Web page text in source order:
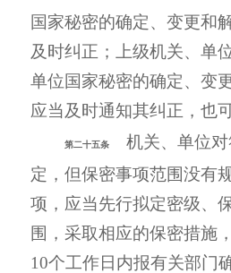
国家秘密的确定、变更和
及时纠正；上级机关、单
单位国家秘密的确定、变
应当及时通知其纠正，也
第二十五条
机关、单位对
定，但保密事项范围没有
项，应当先行拟定密级、
围，采取相应的保密措施
10个工作日内报有关部门